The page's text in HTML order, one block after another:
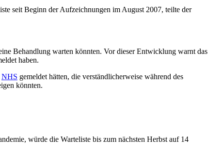
seit Beginn der Aufzeichnungen im August 2007, teilte der
Behandlung warten könnten. Vor dieser Entwicklung warnt das
haben.
NHS gemeldet hätten, die verständlicherweise während des
könnten.
würde die Warteliste bis zum nächsten Herbst auf 14